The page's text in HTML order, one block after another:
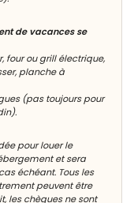
de vacances se
four ou grill électrique,
planche à
(pas toujours pour
pour louer le
et sera
échéant. Tous les
peuvent être
les chèques ne sont